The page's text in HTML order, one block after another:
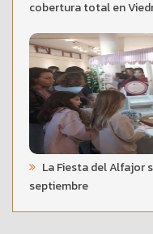
cobertura total en
La Fiesta del Alfajor
septiembre